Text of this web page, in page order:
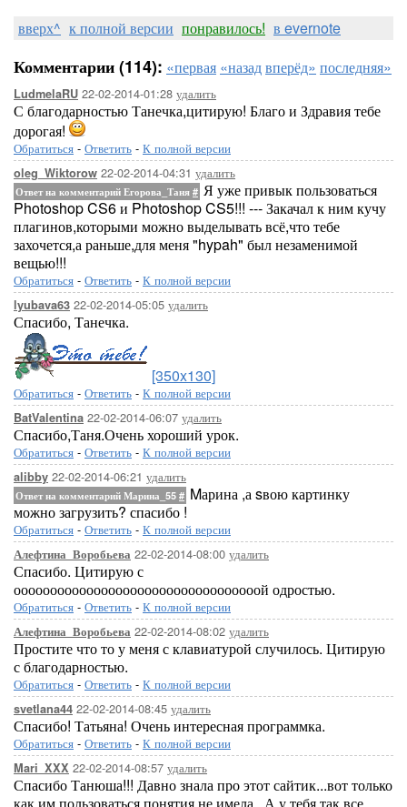
вверх^ к полной версии понравилось! в evernote
Комментарии (114): «первая «назадвперёд» последняя»
LudmelaRU 22-02-2014-01:28 удалить
С благодарностью Танечка,цитирую! Благо и Здравия тебе
дорогая!
Обратиться - Ответить - К полной версии
oleg_Wiktorow 22-02-2014-04:31 удалить
Ответ на комментарий Егорова_Таня # Я уже привык пользоваться
Photoshop CS6 и Photoshop CS5!!! --- Закачал к ним кучу
плагинов,которыми можно выделывать всё,что тебе
захочется,а раньше,для меня "hypah" был незаменимой
вещью!!!
Обратиться - Ответить - К полной версии
lyubava63 22-02-2014-05:05 удалить
Спасибо, Танечка.
[350x130]
Обратиться - Ответить - К полной версии
BatValentina 22-02-2014-06:07 удалить
Спасибо,Таня.Очень хороший урок.
Обратиться - Ответить - К полной версии
alibby 22-02-2014-06:21 удалить
Ответ на комментарий Марина_55 # Mарина ,а sвою картинку
можно загрузить? спасибо !
Обратиться - Ответить - К полной версии
Алефтина_Воробьева 22-02-2014-08:00 удалить
Спасибо. Цитирую с
оооооооооооооооооооооооооооооооооой одростью.
Обратиться - Ответить - К полной версии
Алефтина_Воробьева 22-02-2014-08:02 удалить
Простите что то у меня с клавиатурой случилось. Цитирую
с благодарностью.
Обратиться - Ответить - К полной версии
svetlana44 22-02-2014-08:45 удалить
Спасибо! Татьяна! Очень интересная программка.
Обратиться - Ответить - К полной версии
Mari_XXX 22-02-2014-08:57 удалить
Спасибо Танюша!!! Давно знала про этот сайтик...вот только